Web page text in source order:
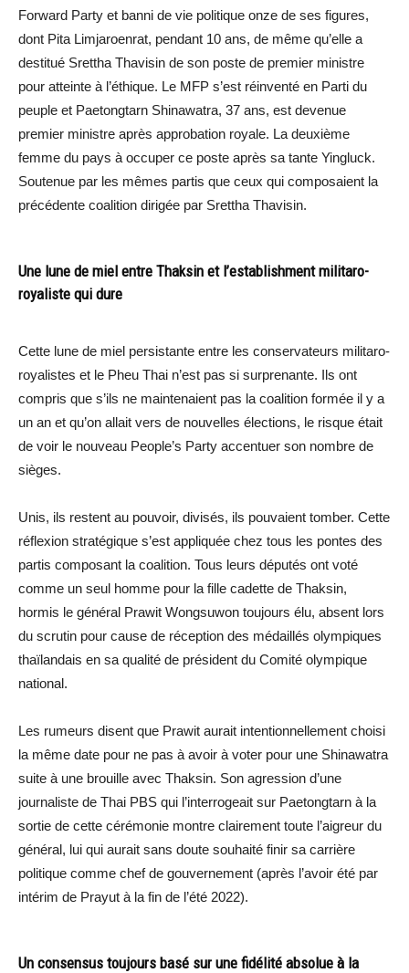
Forward Party et banni de vie politique onze de ses figures,
dont Pita Limjaroenrat, pendant 10 ans, de même qu’elle a
destitué Srettha Thavisin de son poste de premier ministre
pour atteinte à l’éthique. Le MFP s’est réinventé en Parti du
peuple et Paetongtarn Shinawatra, 37 ans, est devenue
premier ministre après approbation royale. La deuxième
femme du pays à occuper ce poste après sa tante Yingluck.
Soutenue par les mêmes partis que ceux qui composaient la
précédente coalition dirigée par Srettha Thavisin.
Une lune de miel entre Thaksin et l’establishment militaro-
royaliste qui dure
Cette lune de miel persistante entre les conservateurs militaro-
royalistes et le Pheu Thai n’est pas si surprenante. Ils ont
compris que s’ils ne maintenaient pas la coalition formée il y a
un an et qu’on allait vers de nouvelles élections, le risque était
de voir le nouveau People’s Party accentuer son nombre de
sièges.
Unis, ils restent au pouvoir, divisés, ils pouvaient tomber. Cette
réflexion stratégique s’est appliquée chez tous les pontes des
partis composant la coalition. Tous leurs députés ont voté
comme un seul homme pour la fille cadette de Thaksin,
hormis le général Prawit Wongsuwon toujours élu, absent lors
du scrutin pour cause de réception des médaillés olympiques
thaïlandais en sa qualité de président du Comité olympique
national.
Les rumeurs disent que Prawit aurait intentionnellement choisi
la même date pour ne pas à avoir à voter pour une Shinawatra
suite à une brouille avec Thaksin. Son agression d’une
journaliste de Thai PBS qui l’interrogeait sur Paetongtarn à la
sortie de cette cérémonie montre clairement toute l’aigreur du
général, lui qui aurait sans doute souhaité finir sa carrière
politique comme chef de gouvernement (après l’avoir été par
intérim de Prayut à la fin de l’été 2022).
Un consensus toujours basé sur une fidélité absolue à la